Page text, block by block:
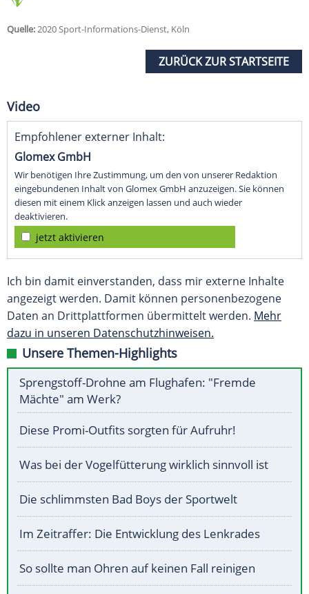
Quelle:2020 Sport-Informations-Dienst, Köln
ZURÜCK ZUR STARTSEITE
Video
Empfohlener externer Inhalt:
Glomex GmbH
Wir benötigen Ihre Zustimmung, um den von unserer Redaktion
eingebundenen Inhalt von Glomex GmbH anzuzeigen. Sie können
diesen mit einem Klick anzeigen lassen und auch wieder
deaktivieren.
jetzt aktivieren
Ich bin damit einverstanden, dass mir externe Inhalte
angezeigt werden. Damit können personenbezogene
Daten an Drittplattformen übermittelt werden. Mehr
dazu in unseren Datenschutzhinweisen.
Unsere Themen-Highlights
Sprengstoff-Drohne am Flughafen: "Fremde
Mächte" am Werk?
Diese Promi-Outfits sorgten für Aufruhr!
Was bei der Vogelfütterung wirklich sinnvoll ist
Die schlimmsten Bad Boys der Sportwelt
Im Zeitraffer: Die Entwicklung des Lenkrades
So sollte man Ohren auf keinen Fall reinigen